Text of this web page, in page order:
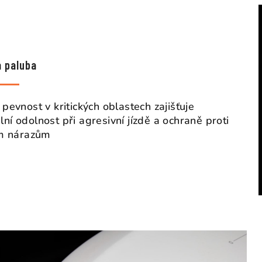
paluba
v kritických oblastech zajišťuje
odolnost při agresivní jízdě a ochraně proti
nárazům